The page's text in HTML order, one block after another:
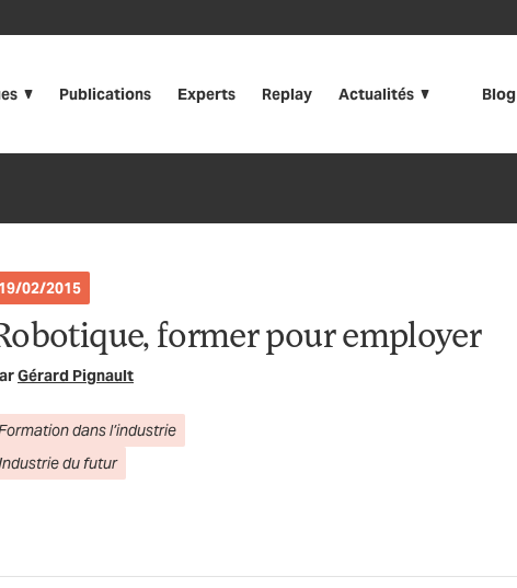
Publications Experts Replay Actualités Blog
19/02/2015
former pour employer
Gérard Pignault
dans l’industrie
du futur